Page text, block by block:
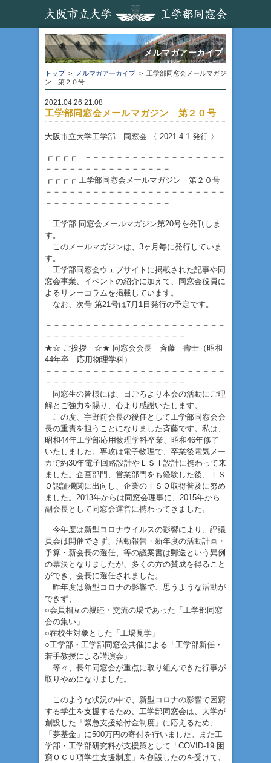
メルマガアーカイブ
トップ > メルマガアーカイブ > 工学部同窓会メールマガジ
ン 第２０号
2021.04.26 21:08
工学部同窓会メールマガジン 第２０号
大阪市立大学工学部 同窓会 〈 2021.4.1 発行 〉
┏┏┏┏ －－－－－－－－－－－－－－－－－－
－－－－－－－－－－－－－－－－
┏┏┏┏ 工学部同窓会メールマガジン 第２０号
－－－－－－－－－－－－－－－－－－－－－－－
－－－－－－－－－－－－－－－－
工学部 同窓会メールマガジン第20号を発刊しま
す。
このメールマガジンは、3ヶ月毎に発行していま
す。
工学部同窓会ウェブサイトに掲載された記事や同
窓会事業、イベントの紹介に加えて、同窓会役員に
よるリレーコラムを掲載しています。
なお、次号 第21号は7月1日発行の予定です。
－－－－－－－－－－－－－－－－－－－－－－－
－－－－－－－－－－－－－－－－－－
★☆ ご挨拶 ☆★ 同窓会会長 斉藤 壽士（昭和
44年卒 応用物理学科）
－－－－－－－－－－－－－－－－－－－－－－－
－－－－－－－－－－－－－－－－－－
同窓生の皆様には、日ごろより本会の活動にご理
解とご強力を賜り、心より感謝いたします。
この度、宇野前会長の後任として工学部同窓会会
長の重責を担うことになりました斉藤です。私は、
昭和44年工学部応用物理学科卒業、昭和46年修了
いたしました。専攻は電子物理で、卒業後電気メー
カで約30年電子回路設計やＬＳＩ設計に携わって来
ました。企画部門、営業部門をも経験した後、ＩＳ
Ｏ認証機関に出向し、企業のＩＳＯ取得普及に努め
ました。2013年からは同窓会理事に、2015年から
副会長として同窓会運営に携わってきました。
今年度は新型コロナウイルスの影響により、評議
員会は開催できず、活動報告・新年度の活動計画・
予算・新会長の選任、等の議案書は郵送という異例
の票決となりましたが、多くの方の賛成を得ること
ができ、会長に選任されました。
昨年度は新型コロナの影響で、思うような活動が
できず、
○会員相互の親睦・交流の場であった「工学部同窓
会の集い」
○在校生対象とした「工場見学」
○工学部・工学部同窓会共催による「工学部新任・
若手教授による講演会」
等々、長年同窓会が重点に取り組んできた行事が
取りやめになりました。
このような状況の中で、新型コロナの影響で困窮
する学生を支援するため、工学部同窓会は、大学が
創設した「緊急支援給付金制度」に応えるため、
「夢基金」に500万円の寄付を行いました。また工
学部・工学部研究科が支援策として「COVID-19 困
窮ＯＣＵ項学生支援制度」を創設したのを受けて、